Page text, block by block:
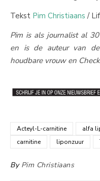
Tekst Pim Christiaans /
Pim is als journalist al
en is de auteur van
houdbare vrouw en
Acteyl-L-carnitine alfa
carnitine
liponzuur
By Pim Christiaans